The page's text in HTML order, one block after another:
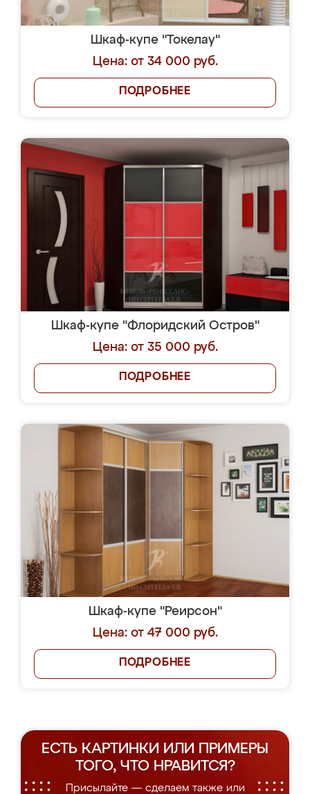
Шкаф-купе "Токелау"
Цена: от 34 000 руб.
ПОДРОБНЕЕ
Шкаф-купе "Флоридский Остров"
Цена: от 35 000 руб.
ПОДРОБНЕЕ
Шкаф-купе "Реирсон"
Цена: от 47 000 руб.
ПОДРОБНЕЕ
ЕСТЬ КАРТИНКИ ИЛИ ПРИМЕРЫ
ТОГО, ЧТО НРАВИТСЯ?
Присылайте — сделаем также или